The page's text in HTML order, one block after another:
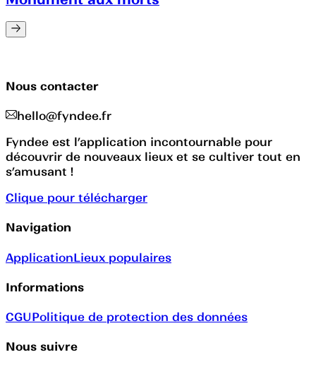
Nous contacter
hello@fyndee.fr
Fyndee est l’application incontournable pour
découvrir de nouveaux lieux et se cultiver tout en
s’amusant !
Clique pour télécharger
Navigation
ApplicationLieux populaires
Informations
CGUPolitique de protection des données
Nous suivre